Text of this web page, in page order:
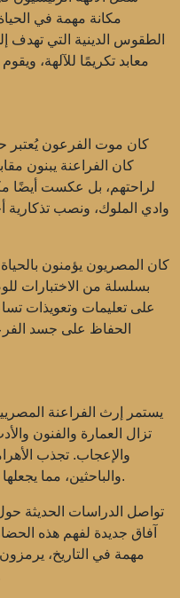
مكانة مهمة في
الطقوس الدينية التي تهدف
معابد تكريمًا للآلهة،
كان موت الفرعون يُعتبر
كان الفراعنة يبنون
لراحتهم، بل عكست أيضًا
وادي الملوك، ونصب تذكارية
كان المصريون يؤمنون
بسلسلة من الاختبارات
على تعليمات وتعويذات
الحفاظ على جسد
يستمر إرث الفراعنة
تزال العمارة والفنون
والإعجاب. تجذب
والباحثين، مما يجعلها رموزًا للثراء والقوة للحضارة القديمة.
تواصل الدراسات الحديثة
آفاق جديدة لفهم هذه
مهمة في التاريخ،